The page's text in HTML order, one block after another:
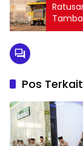
Copot
Pos Terkait